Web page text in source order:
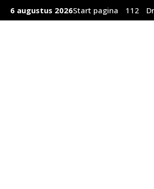
naar
6 augustus 2026Start pagina 112